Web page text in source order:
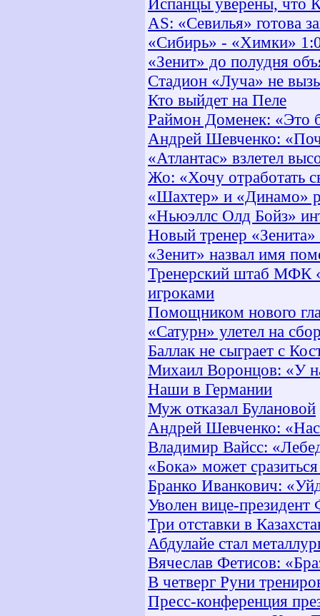
AS: «Севилья» готова
«Сибирь» - «Химки»
«Зенит» до полудня
Стадион «Луча» не
Кто выйдет на Пеле
Раймон Доменек: «Это
Андрей Шевченко:
«Атлантас» взлетел
Жо: «Хочу отработать
«Шахтер» и «Динамо»
«Ньюэллс Олд Бойз»
Новый тренер
«Зенит» назвал имя
Тренерский штаб МФК
игроками
Помощником нового
«Сатурн» улетел на
Баллак не сыграет с
Михаил Воронцов: «У
Наши в Германии
Муж отказал Булановой
Андрей Шевченко:
Владимир Вайсс:
«Бока» может
Бранко Иванкович:
Уволен вице-
Три отставки в
Абдулайе стал
Вячеслав Фетисов:
В четверг Руни
Пресс-конференция